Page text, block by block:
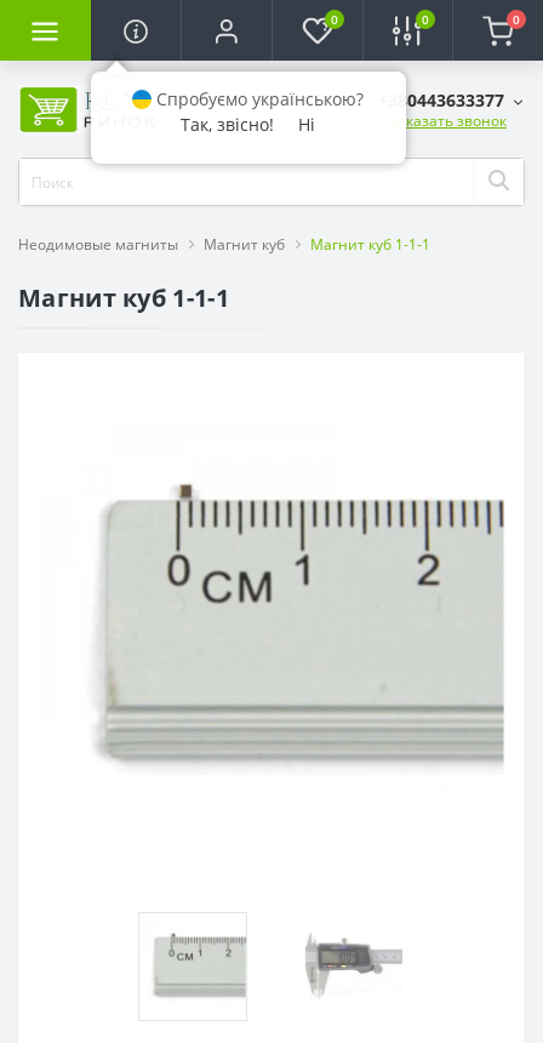
0 0 0
+380443633377
Заказать звонок
Неодимовые магниты Магнит куб Магнит куб 1-1-1
Магнит куб 1-1-1
Спробуємо українською?
Так, звісно!
Ні